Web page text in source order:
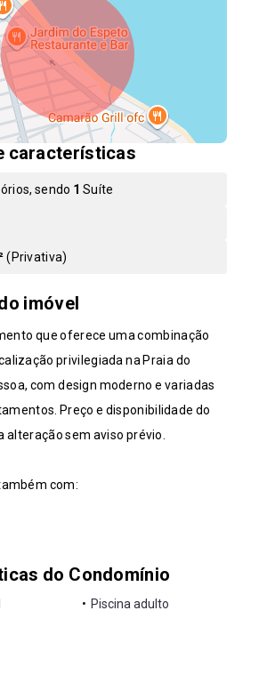
características
sendo 1 Suíte
( Privativa)
imóvel
que oferece uma combinação
privilegiada na Praia do
com design moderno e variadas
Preço e disponibilidade do
alteração sem aviso prévio.
com:
do Condomínio
• Piscina adulto